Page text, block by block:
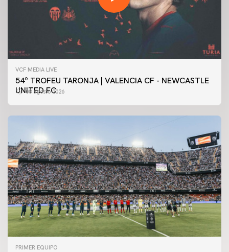
VCF MEDIA LIVE
54º TROFEU TARONJA | VALENCIA CF - NEWCASTLE
UNITED FC
08 agosto 2026
PRIMER EQUIPO